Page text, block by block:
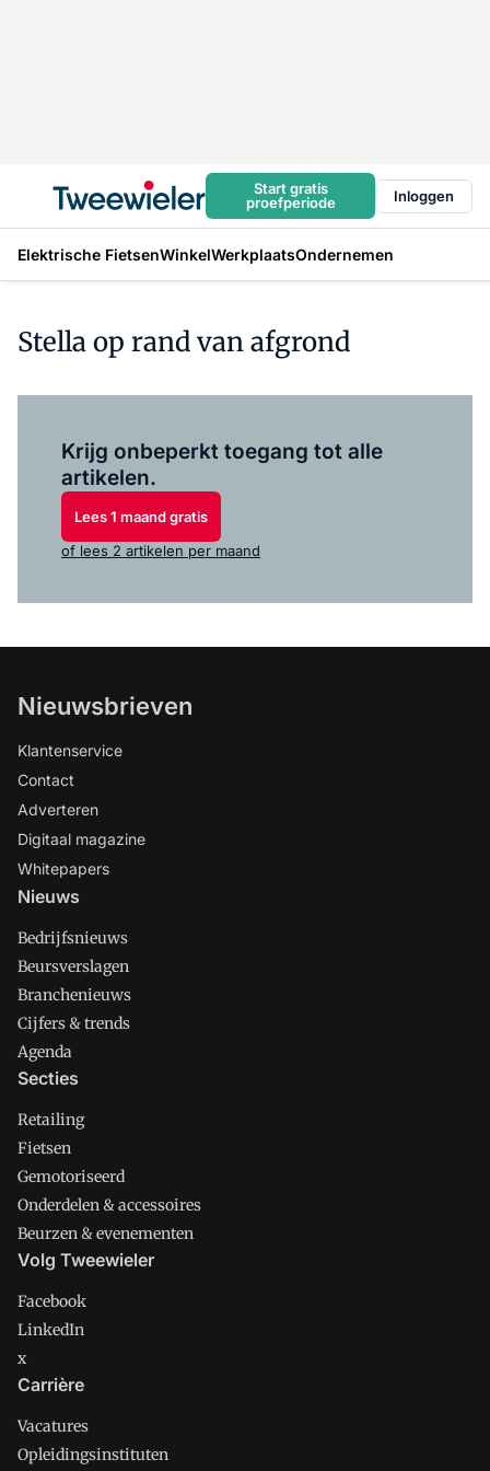
Start gratis
proefperiode
Inloggen
Elektrische FietsenWinkelWerkplaatsOndernemen
Stella op rand van afgrond
Krijg onbeperkt toegang tot alle
artikelen.
Lees 1 maand gratis
of lees 2 artikelen per maand
Nieuwsbrieven
Klantenservice
Contact
Adverteren
Digitaal magazine
Whitepapers
Nieuws
Bedrijfsnieuws
Beursverslagen
Branchenieuws
Cijfers & trends
Agenda
Secties
Retailing
Fietsen
Gemotoriseerd
Onderdelen & accessoires
Beurzen & evenementen
Volg Tweewieler
Facebook
LinkedIn
x
Carrière
Vacatures
Opleidingsinstituten